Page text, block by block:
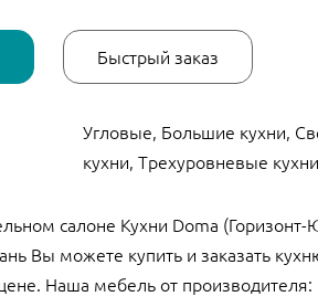
Быстрый заказ
Угловые, Большие кухни,
кухни, Трехуровневые кухни
салоне Кухни Doma (Горизонт-
Вы можете купить и заказать
Наша мебель от производителя: